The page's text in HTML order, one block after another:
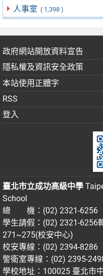
人事室 ( 1,398 )
政府網站開放資料宣告
隱私權及資訊安全政策
本站使用正體字
RSS
登入
臺北市立成功高級中學
School
總 機：(02) 2321-6256
學生請假：(02) 2321-6256
271~275(校安中心)
校安專線：(02) 2394-8286
警衛室專線：(02) 2395-
學校地址：100025 臺北市